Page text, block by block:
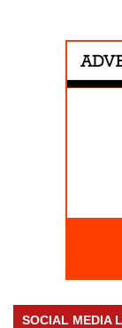
SOCIAL MEDIA